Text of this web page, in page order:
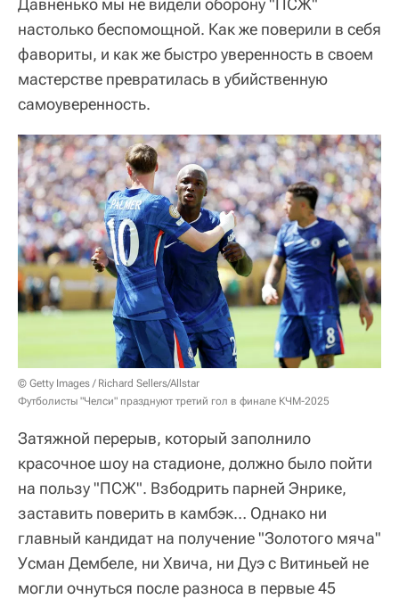
настолько беспомощной. Как же поверили в себя
фавориты, и как же быстро уверенность в своем
мастерстве превратилась в убийственную
самоуверенность.
© Getty Images / Richard Sellers/Allstar
Футболисты "Челси" празднуют третий гол в финале КЧМ-2025
Затяжной перерыв, который заполнило
красочное шоу на стадионе, должно было пойти
на пользу "ПСЖ". Взбодрить парней Энрике,
заставить поверить в камбэк… Однако ни
главный кандидат на получение "Золотого мяча"
Усман Дембеле, ни Хвича, ни Дуэ с Витиньей не
могли очнуться после разноса в первые 45